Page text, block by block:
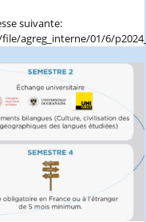
hybride
suivante:
agreg_interne/01/6/